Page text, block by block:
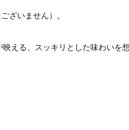
ざいません）。
える、スッキリとした味わいを